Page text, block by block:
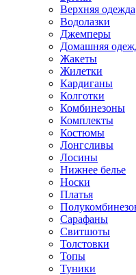
Верхняя одежда
Водолазки
Джемперы
Домашняя
Жакеты
Жилетки
Кардиганы
Колготки
Комбинезоны
Комплекты
Костюмы
Лонгсливы
Лосины
Нижнее белье
Носки
Платья
Сарафаны
Свитшоты
Толстовки
Топы
Туники